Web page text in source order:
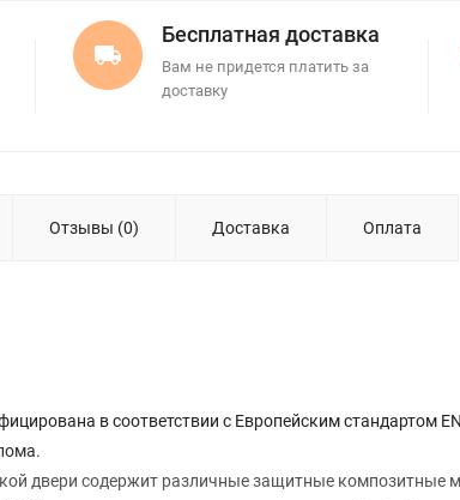
Бесплатная доставка
Вам не придется платить за
доставку
Отзывы (0) Доставка Оплата
в соответствии с Европейским стандартом
двери содержит различные защитные композитные